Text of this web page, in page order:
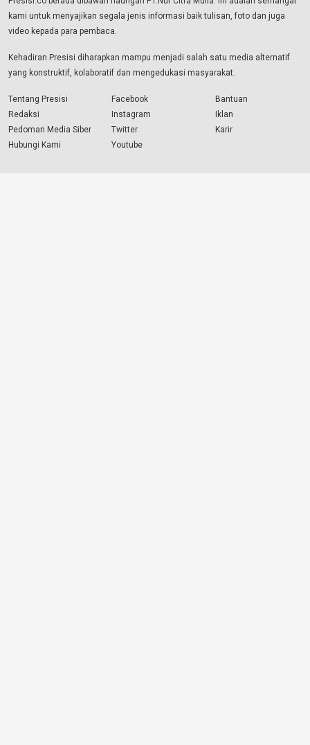
kami untuk menyajikan segala jenis informasi baik tulisan, foto dan juga
video kepada para pembaca.
Kehadiran Presisi diharapkan mampu menjadi salah satu media alternatif
yang konstruktif, kolaboratif dan mengedukasi masyarakat.
Tentang Presisi
Redaksi
Pedoman Media Siber
Hubungi Kami
Facebook
Instagram
Twitter
Youtube
Bantuan
Iklan
Karir